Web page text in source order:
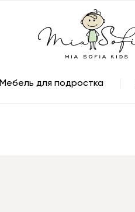
Мебель для подростка